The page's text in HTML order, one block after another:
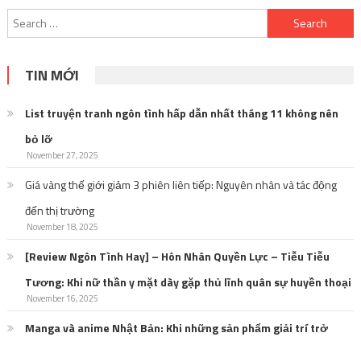
Search
for:
TIN MỚI
List truyện tranh ngôn tình hấp dẫn nhất tháng 11 không nên
bỏ lỡ
November 27, 2025
Giá vàng thế giới giảm 3 phiên liên tiếp: Nguyên nhân và tác động
đến thị trường
November 18, 2025
[Review Ngôn Tình Hay] – Hôn Nhân Quyền Lực – Tiễu Tiễu
Tương: Khi nữ thần y mặt dày gặp thủ lĩnh quân sự huyền thoại
November 16, 2025
Manga và anime Nhật Bản: Khi những sản phẩm giải trí trở